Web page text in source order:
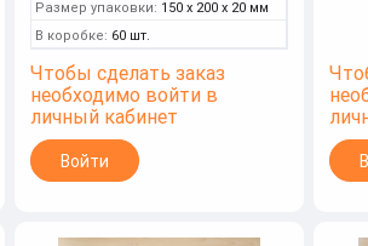
Размер упаковки: 150 x 200 x 20 мм
В коробке: 60 шт.
Чтобы сделать заказ
необходимо войти в
личный кабинет
Войти